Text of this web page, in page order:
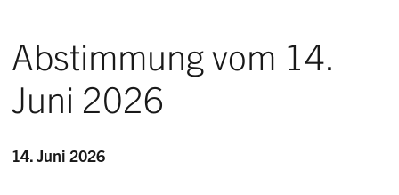
Abstimmung vom 14.
Juni 2026
14. Juni 2026